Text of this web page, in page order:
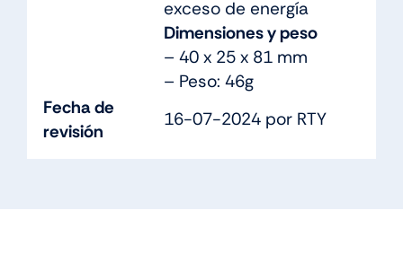
exceso de energía
Dimensiones y peso
– 40 x 25 x 81 mm
– Peso: 46g
Fecha de
revisión
16-07-2024 por RTY